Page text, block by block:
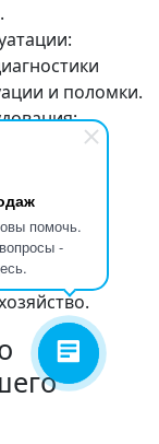
помочь.
-
и поломки.
что